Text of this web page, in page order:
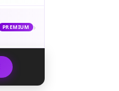
PREMIUM ›